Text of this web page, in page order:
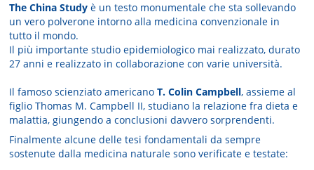
The China Study è un testo monumentale che sta sollevando
un vero polverone intorno alla medicina convenzionale in
tutto il mondo.
Il più importante studio epidemiologico mai realizzato, durato
27 anni e realizzato in collaborazione con varie università.
Il famoso scienziato americanoT. Colin Campbell, assieme al
figlio Thomas M. Campbell II, studiano la relazione fra dieta e
malattia, giungendo a conclusioni davvero sorprendenti.
Finalmente alcune delle tesi fondamentali da sempre
sostenute dalla medicina naturale sono verificate e testate: